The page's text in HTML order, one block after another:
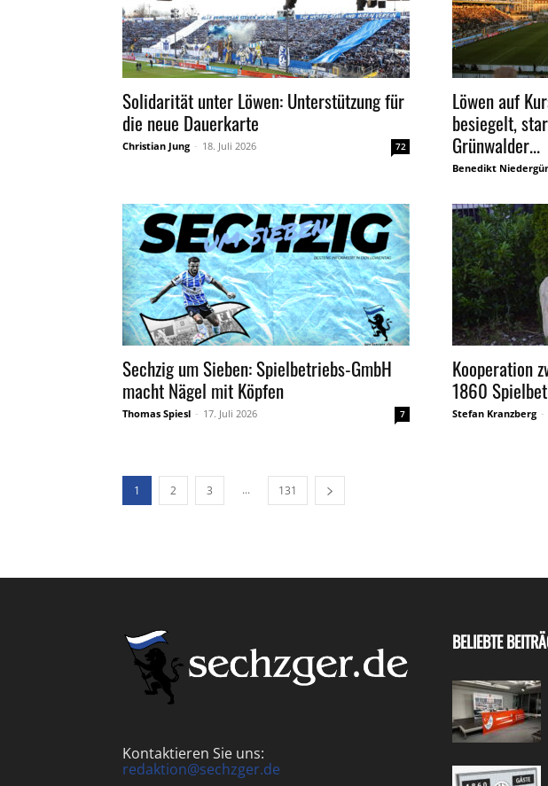
Solidarität unter Löwen: Unterstützung für
die neue Dauerkarte
Christian Jung - 18. Juli 2026 72
Löwen auf
besiegelt,
Grünwalder...
Benedikt
Sechzig um Sieben: Spielbetriebs-GmbH
macht Nägel mit Köpfen
Thomas Spiesl - 17. Juli 2026 7
Kooperation
1860
Stefan Kranzberg -
1 2 3 ... 131
Kontaktieren Sie uns:
redaktion@sechzger.de
BELIEBTE